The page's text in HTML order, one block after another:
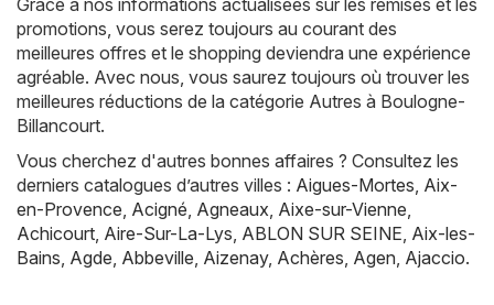
Grâce à nos informations actualisées sur les remises et les
promotions, vous serez toujours au courant des
meilleures offres et le shopping deviendra une expérience
agréable. Avec nous, vous saurez toujours où trouver les
meilleures réductions de la catégorie Autres à Boulogne-
Billancourt.
Vous cherchez d'autres bonnes affaires ? Consultez les
derniers catalogues d’autres villes : Aigues-Mortes, Aix-
en-Provence, Acigné, Agneaux, Aixe-sur-Vienne,
Achicourt, Aire-Sur-La-Lys, ABLON SUR SEINE, Aix-les-
Bains, Agde, Abbeville, Aizenay, Achères, Agen, Ajaccio.